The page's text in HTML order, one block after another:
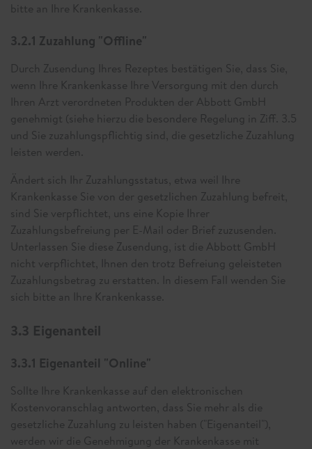
bitte an Ihre Krankenkasse.
3.2.1 Zuzahlung "Offline"
Durch Zusendung Ihres Rezeptes bestätigen Sie, dass Sie,
wenn Ihre Krankenkasse Ihre Versorgung mit den durch
Ihren Arzt verordneten Produkten der Abbott GmbH
genehmigt (siehe hierzu die besondere Regelung in Ziff. 3.5
und Sie zuzahlungspflichtig sind, die gesetzliche Zuzahlung
leisten werden.
Ändert sich Ihr Zuzahlungsstatus, etwa weil Ihre
Krankenkasse Sie von der gesetzlichen Zuzahlung befreit,
sind Sie verpflichtet, uns eine Kopie Ihrer
Zuzahlungsbefreiung per E-Mail oder Brief zuzusenden.
Unterlassen Sie diese Zusendung, ist die Abbott GmbH
nicht verpflichtet, Ihnen den trotz Befreiung geleisteten
Zuzahlungsbetrag zu erstatten. In diesem Fall wenden Sie
sich bitte an Ihre Krankenkasse.
3.3 Eigenanteil
3.3.1 Eigenanteil "Online"
Sollte Ihre Krankenkasse auf den elektronischen
Kostenvoranschlag antworten, dass Sie mehr als die
gesetzliche Zuzahlung zu leisten haben ("Eigenanteil"),
werden wir die Genehmigung der Krankenkasse mit